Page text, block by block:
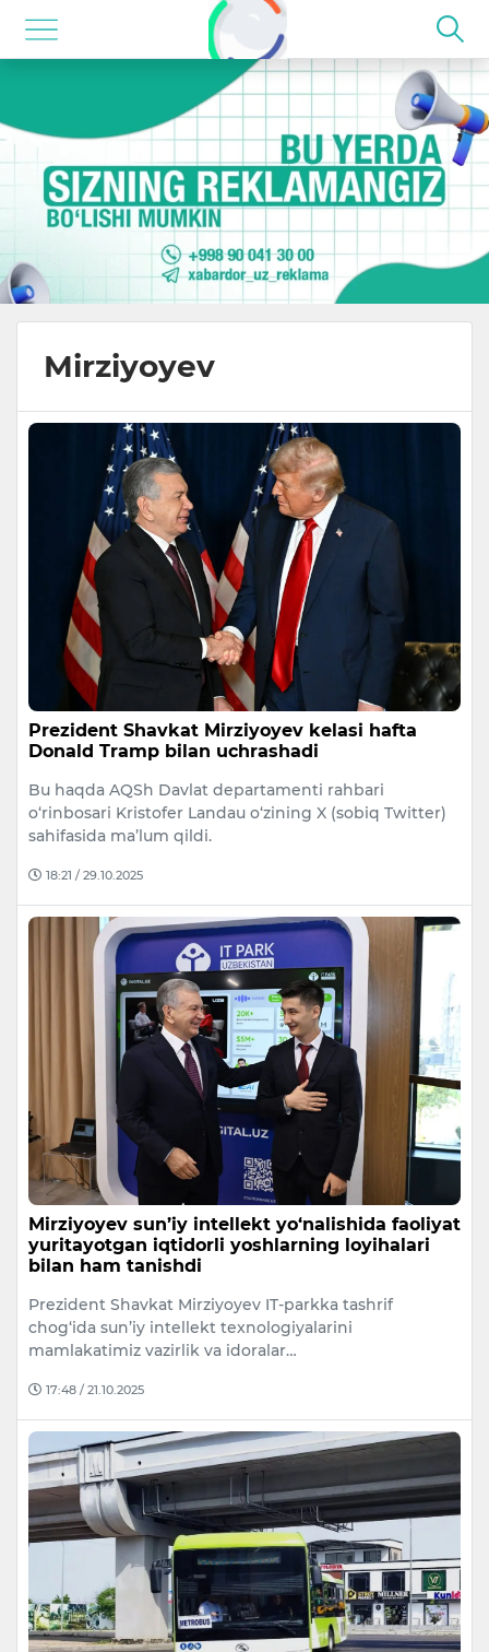
Mirziyoyev
Prezident Shavkat Mirziyoyev kelasi hafta
Donald Tramp bilan uchrashadi
Bu haqda AQSh Davlat departamenti rahbari
o‘rinbosari Kristofer Landau o‘zining X (sobiq Twitter)
sahifasida ma’lum qildi.
18:21 / 29.10.2025
Mirziyoyev sun’iy intellekt yo‘nalishida faoliyat
yuritayotgan iqtidorli yoshlarning loyihalari
bilan ham tanishdi
Prezident Shavkat Mirziyoyev IT-parkka tashrif
chog‘ida sun’iy intellekt texnologiyalarini
mamlakatimiz vazirlik va idoralar…
17:48 / 21.10.2025